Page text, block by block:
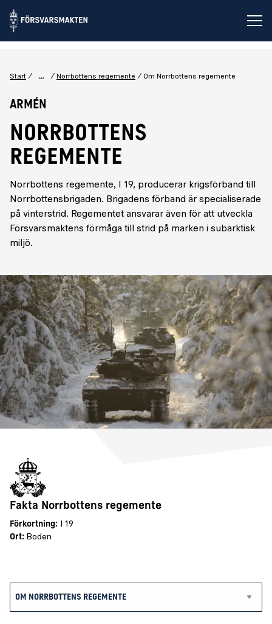
Start ... Norrbottens regemente Om Norrbottens regemente
Armén
NORRBOTTENS
REGEMENTE
Norrbottens regemente, I 19, producerar krigsförband till
Norrbottensbrigaden. Brigadens förband är specialiserade
på vinterstrid. Regementet ansvarar även för att utveckla
Försvarsmaktens förmåga till strid på marken i subarktisk
miljö.
Fakta Norrbottens regemente
Förkortning:
I 19
Ort: Boden